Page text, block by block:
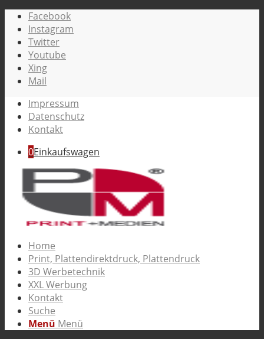
Facebook
Instagram
Twitter
Youtube
Xing
Mail
Impressum
Datenschutz
Kontakt
0Einkaufswagen
Home
Print, Plattendirektdruck, Plattendruck
3D Werbetechnik
XXL Werbung
Kontakt
Suche
Menü Menü